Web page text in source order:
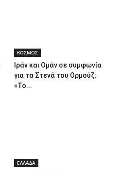
ΚΟΣΜΟΣ
Ιράν και Ομάν σε συμφωνία
για τα Στενά του Ορμούζ:
«Το...
ΕΛΛΑΔΑ